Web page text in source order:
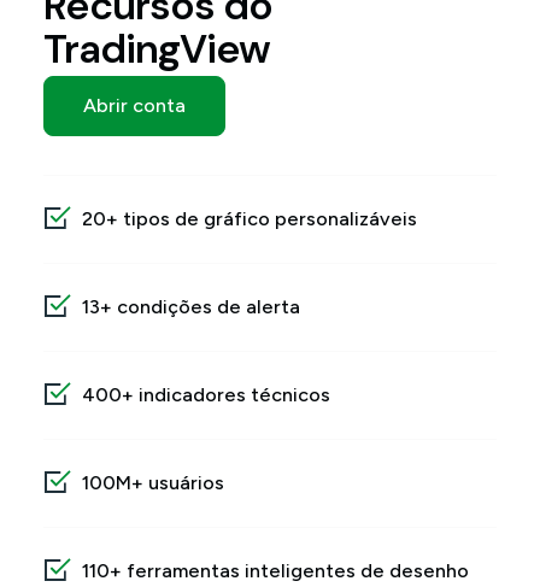
TradingView
Abrir conta
20+ tipos de gráfico personalizáveis
13+ condições de alerta
400+ indicadores técnicos
100M+ usuários
110+ ferramentas inteligentes de desenho